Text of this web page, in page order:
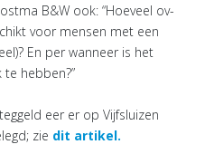
B&W ook: “Hoeveel ov-
voor mensen met een
En per wanneer is het
hebben?”
eer er op Vijfsluizen
zie dit artikel.